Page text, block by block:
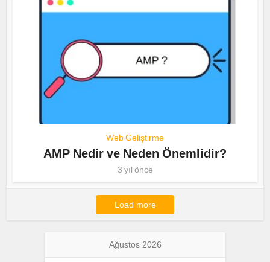
Web Geliştirme
AMP Nedir ve Neden Önemlidir?
3 yıl önce
Load more
Ağustos 2026